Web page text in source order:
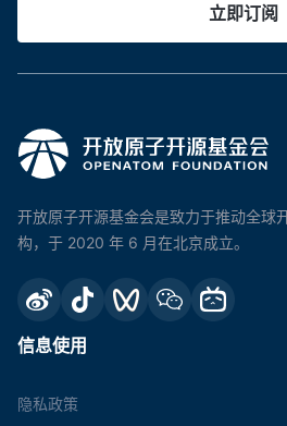
立即订阅
开放原子开源基金会是致力于推动全球
构，于 2020 年 6 月在北京成立。
信息使用
隐私政策